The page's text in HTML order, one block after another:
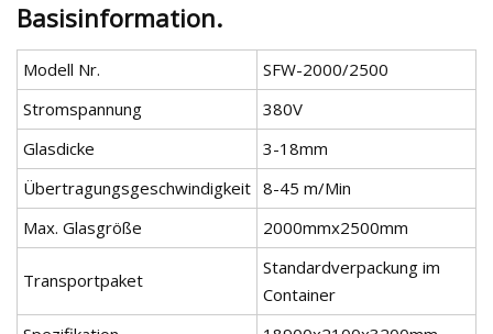
Basisinformation.
Modell Nr.
SFW-2000/2500
Stromspannung
380V
Glasdicke
3-18mm
Übertragungsgeschwindigkeit 8-45 m/Min
Max. Glasgröße
2000mmx2500mm
Transportpaket
Standardverpackung im
Container